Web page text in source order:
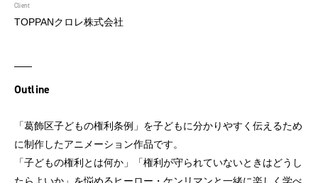
Client
TOPPANクロレ株式会社
Outline
「葛飾区子どもの権利条例」を子どもに分かりやすく伝えるため
に制作したアニメーション作品です。
「子どもの権利とは何か」「権利が守られていないときはどうし
たらよいか」を悩めるヒーロー・ケンリマンと一緒に楽しく学べ